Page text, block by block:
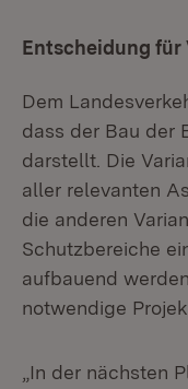
Entscheidung für
Dem
dass der Bau der
darstellt. Die
aller relevanten
die anderen
Schutzbereiche
aufbauend
notwendige
„In der nächsten